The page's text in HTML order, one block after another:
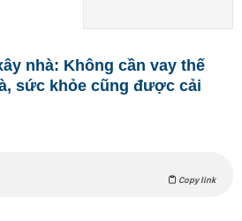
nhà: Không cần vay thế
sức khỏe cũng được cải
Copy link